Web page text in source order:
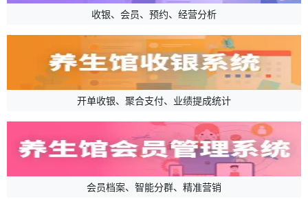
收银、会员、预约、经营分析
开单收银、聚合支付、业绩提成统计
会员档案、智能分群、精准营销